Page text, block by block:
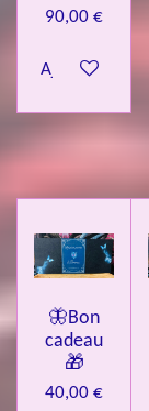
90,00 €
Ajouter au
🦋Bon
cadeau
🎁
40,00 €